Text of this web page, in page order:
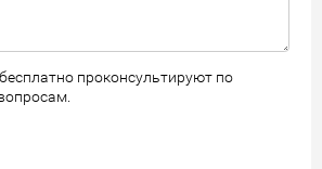
проконсультируют по